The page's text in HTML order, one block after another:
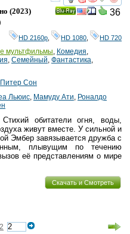
смотреть
36
(2023)
HD 2160р HD 1080 HD 720
мультфильмы, Комедия,
, Семейный, Фантастика,
Питер Сон
Льюис, Мамуду Ати, Роналдо
обитатели огня, воды,
живут вместе. У сильной и
Эмбер завязывается дружба с
плывущим по течению
её представлениям о мире
Скачать и Смотреть